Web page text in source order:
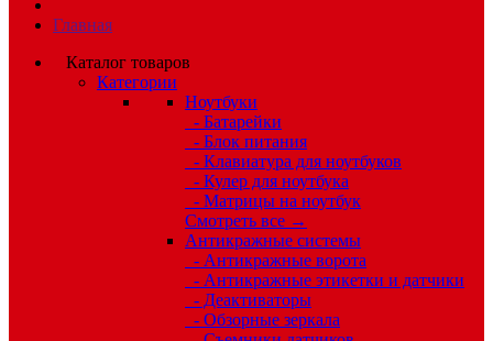
Главная
Каталог товаров
Категории
Ноутбуки
- Батарейки
- Блок питания
- Клавиатура для ноутбуков
- Кулер для ноутбука
- Матрицы на ноутбук
Смотреть все →
Антикражные системы
- Антикражные ворота
- Антикражные этикетки и датчики
- Деактиваторы
- Обзорные зеркала